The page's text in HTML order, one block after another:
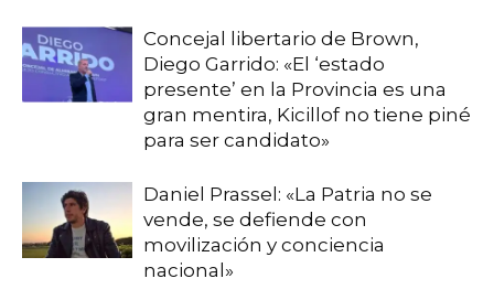
Concejal libertario de Brown,
Diego Garrido: «El ‘estado
presente’ en la Provincia es una
gran mentira, Kicillof no tiene piné
para ser candidato»
Daniel Prassel: «La Patria no se
vende, se defiende con
movilización y conciencia
nacional»